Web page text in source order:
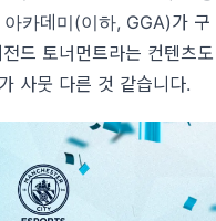
카데미(이하, GGA)가 구
드 토너먼트라는 컨텐츠도
사뭇 다른 것 같습니다.